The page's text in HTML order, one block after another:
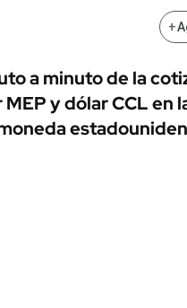
POLÍTICA
URUGUAY
+
a minuto de la
y dólar CCL en